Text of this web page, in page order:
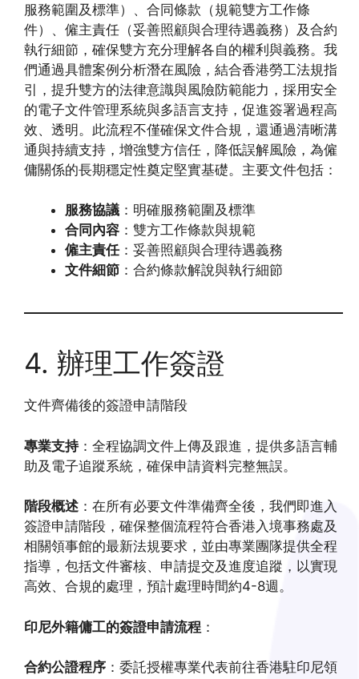
服務範圍及標準）、合同條款（規範雙方工作條
件）、僱主責任（妥善照顧與合理待遇義務）及合約
執行細節，確保雙方充分理解各自的權利與義務。我
們通過具體案例分析潛在風險，結合香港勞工法規指
引，提升雙方的法律意識與風險防範能力，採用安全
的電子文件管理系統與多語言支持，促進簽署過程高
效、透明。此流程不僅確保文件合規，還通過清晰溝
通與持續支持，增強雙方信任，降低誤解風險，為僱
傭關係的長期穩定性奠定堅實基礎。主要文件包括：
服務協議 ：明確服務範圍及標準
合同內容 ：雙方工作條款與規範
僱主責任：妥善照顧與合理待遇義務
文件細節 ：合約條款解說與執行細節
4. 辦理工作簽證
文件齊備後的簽證申請階段
專業支持：全程協調文件上傳及跟進，提供多語言輔
助及電子追蹤系統，確保申請資料完整無誤。
階段概述 ：在所有必要文件準備齊全後，我們即進入
簽證申請階段，確保整個流程符合香港入境事務處及
相關領事館的最新法規要求，並由專業團隊提供全程
指導，包括文件審核、申請提交及進度追蹤，以實現
高效、合規的處理，預計處理時間約4-8週。
印尼外籍傭工的簽證申請流程 ：
合約公證程序 ：委託授權專業代表前往香港駐印尼領